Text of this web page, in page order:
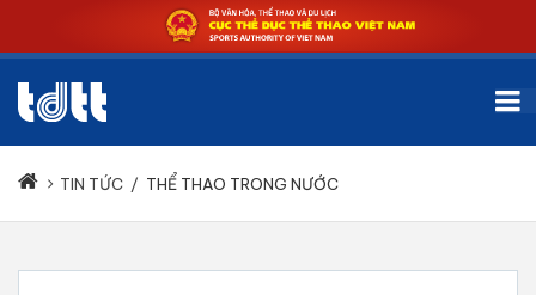
TIN TỨC / THỂ THAO TRONG NƯỚC